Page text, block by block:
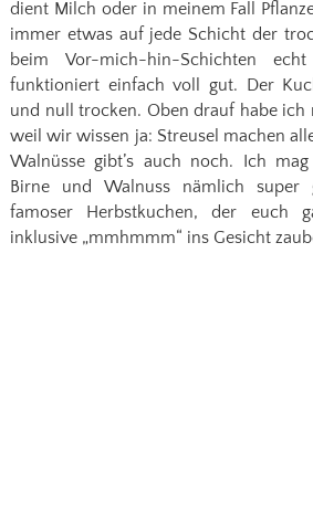
dient Milch oder in meinem Fall
immer etwas auf jede Schicht der
beim Vor-mich-hin-Schichten
funktioniert einfach voll gut. Der
und null trocken. Oben drauf habe ich
weil wir wissen ja: Streusel machen
Walnüsse gibt’s auch noch. Ich
Birne und Walnuss nämlich super
famoser Herbstkuchen, der euch
inklusive „mmhmmm“ ins Gesicht